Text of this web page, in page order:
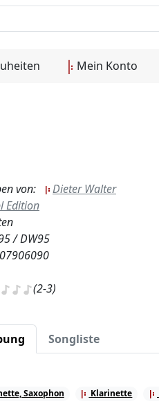
Mein Konto
von:
Dieter Walter
Edition
/ DW95
(2-3)
Songliste
Saxophon Klarinette